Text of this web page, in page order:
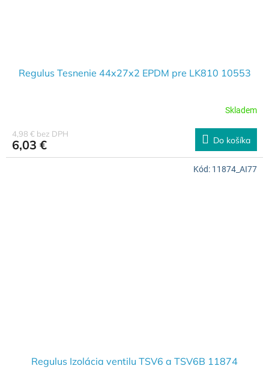
Regulus Tesnenie 44x27x2 EPDM pre LK810 10553
Skladem
4,98 € bez DPH
6,03 € Do košíka
Regulus Izolácia ventilu TSV6 a TSV6B 11874
Kód: 11874_AI77